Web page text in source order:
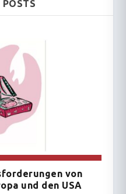
von
und den USA